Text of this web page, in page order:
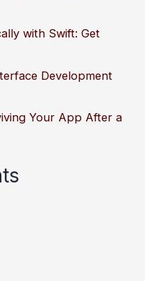
with Swift: Get
Development
Your App After a